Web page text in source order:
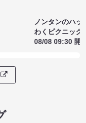
ノンタンのハッ
わくピクニック
08/08 09:30 開